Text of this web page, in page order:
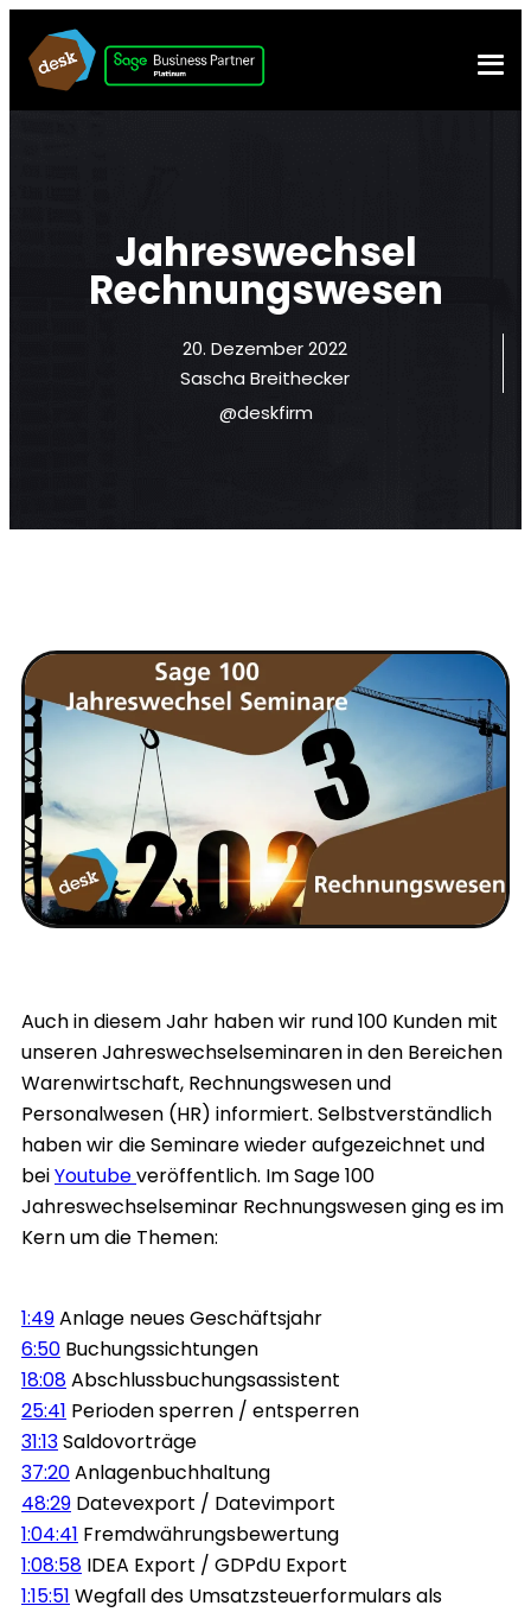
Jahreswechsel
Rechnungswesen
20. Dezember 2022
Sascha Breithecker
@deskfirm
Auch in diesem Jahr haben wir rund 100 Kunden mit
unseren Jahreswechselseminaren in den Bereichen
Warenwirtschaft, Rechnungswesen und
Personalwesen (HR) informiert. Selbstverständlich
haben wir die Seminare wieder aufgezeichnet und
beiYoutubeveröffentlich. Im Sage 100
Jahreswechselseminar Rechnungswesen ging es im
Kern um die Themen:
1:49Anlage neues Geschäftsjahr
6:50 Buchungssichtungen
18:08Abschlussbuchungsassistent
25:41 Perioden sperren / entsperren
31:13Saldovorträge
37:20Anlagenbuchhaltung
48:29 Datevexport / Datevimport
1:04:41 Fremdwährungsbewertung
1:08:58 IDEA Export / GDPdU Export
1:15:51 Wegfall des Umsatzsteuerformulars als